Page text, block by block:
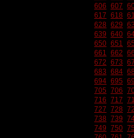
606 607
617 618
628 629
639 640
650 651
661 662
672 673
683 684
694 695
705 706
716 717
727 728
738 739
749 750